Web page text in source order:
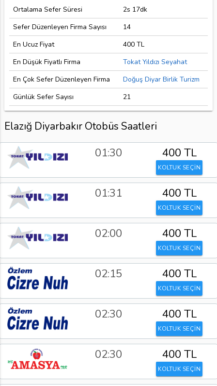
Ortalama Sefer Süresi
2s 17dk
Sefer Düzenleyen Firma Sayısı
14
En Ucuz Fiyat
400 TL
En Düşük Fiyatlı Firma
Tokat Yıldızı Seyahat
En Çok Sefer Düzenleyen Firma
Doğuş Diyar Birlik Turizm
Günlük Sefer Sayısı
21
Elazığ Diyarbakır Otobüs Saatleri
01:30 400 TL
KOLTUK SEÇİN
01:31 400 TL
KOLTUK SEÇİN
02:00 400 TL
KOLTUK SEÇİN
02:15 400 TL
KOLTUK SEÇİN
02:30 400 TL
KOLTUK SEÇİN
02:30 400 TL
KOLTUK SEÇİN